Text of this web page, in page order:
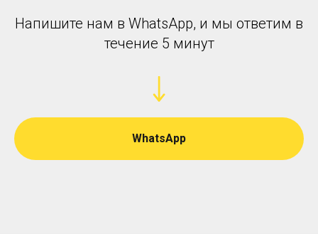
Напишите нам в WhatsApp, и мы ответим в
течение 5 минут
WhatsApp